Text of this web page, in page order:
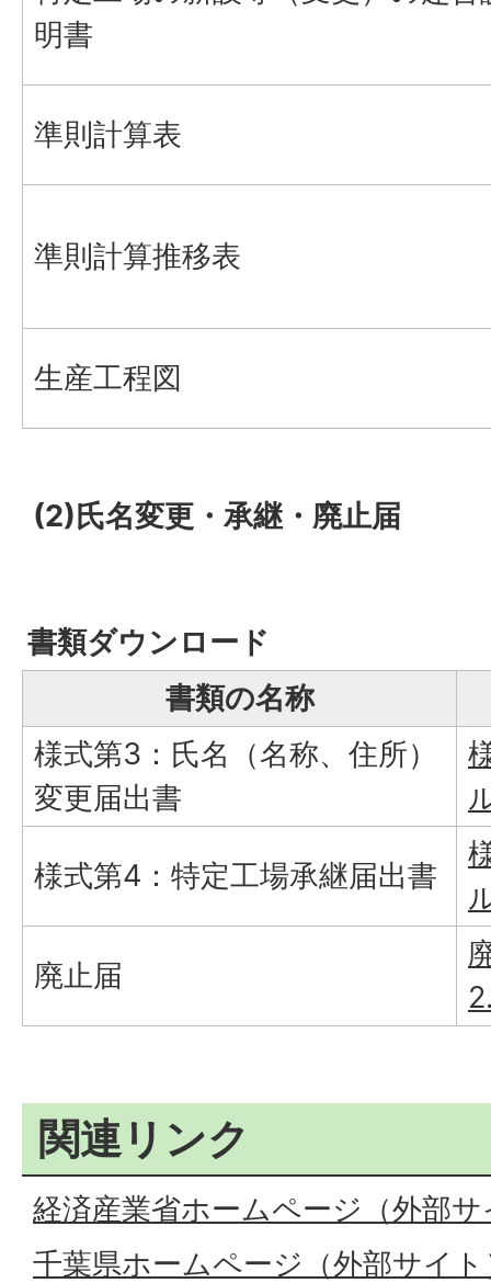
明書
準則計算表
準則計算推移表
生産工程図
(2)氏名変更・承継・廃止届
書類ダウンロード
書類の名称
様式第3：氏名（名称、住所）
変更届出書
様式第4：特定工場承継届出書
廃止届
関連リンク
経済産業省ホームページ（外部
千葉県ホームページ（外部サイト